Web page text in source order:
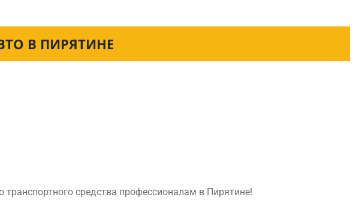
В ПИРЯТИНЕ
средства профессионалам в Пирятине!